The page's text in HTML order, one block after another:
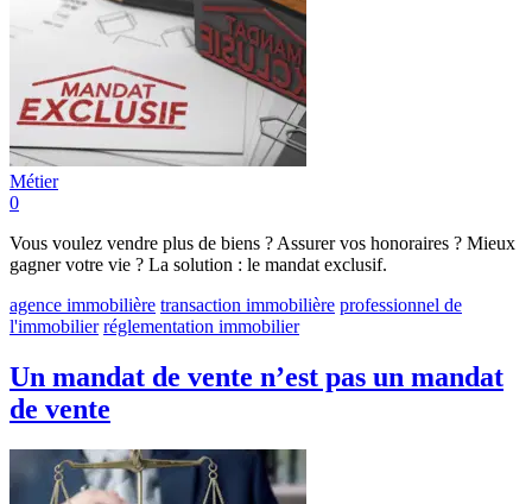
Métier
0
Vous voulez vendre plus de biens ? Assurer vos honoraires ? Mieux
gagner votre vie ? La solution : le mandat exclusif.
agence immobilière transaction immobilière professionnel de
l'immobilier réglementation immobilier
Un mandat de vente n’est pas un mandat
de vente